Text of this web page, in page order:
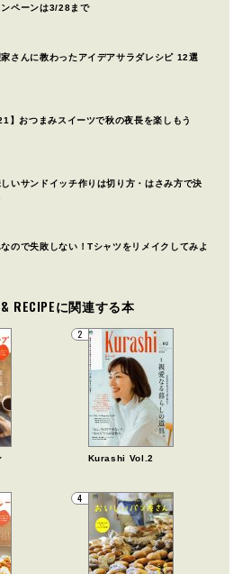
ンペーンは3/28まで
さんに教わったアイデアサラダレシピ 12選
】おつまみスイーツで秋の夜長を楽しもう
いサンドイッチ作りは切り方・はさみ方で決
ので失敗しない！Tシャツをリメイクしてみよ
RECIPEに関連する本
2
Kurashi Vol.2
4